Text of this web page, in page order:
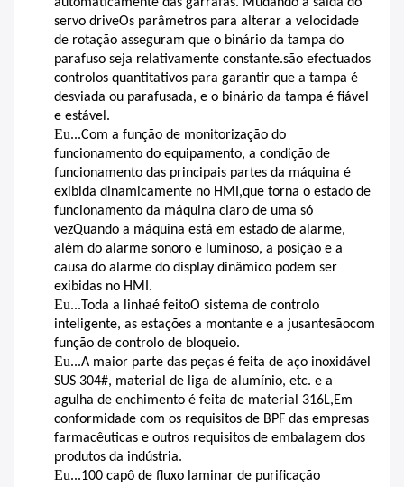
automaticamente das garrafas. Mudando a saída do
servo driveOs parâmetros para alterar a velocidade
de rotação asseguram que o binário da tampa do
parafuso seja relativamente constante.são efectuados
controlos quantitativos para garantir que a tampa é
desviada ou parafusada, e o binário da tampa é fiável
e estável.
Eu...Com a função de monitorização do
funcionamento do equipamento, a condição de
funcionamento das principais partes da máquina é
exibida dinamicamente no HMI,que torna o estado de
funcionamento da máquina claro de uma só
vezQuando a máquina está em estado de alarme,
além do alarme sonoro e luminoso, a posição e a
causa do alarme do display dinâmico podem ser
exibidas no HMI.
Eu...Toda a linhaé feitoO sistema de controlo
inteligente, as estações a montante e a jusantesãocom
função de controlo de bloqueio.
Eu...A maior parte das peças é feita de aço inoxidável
SUS 304#, material de liga de alumínio, etc. e a
agulha de enchimento é feita de material 316L,Em
conformidade com os requisitos de BPF das empresas
farmacêuticas e outros requisitos de embalagem dos
produtos da indústria.
Eu...100 capô de fluxo laminar de purificação